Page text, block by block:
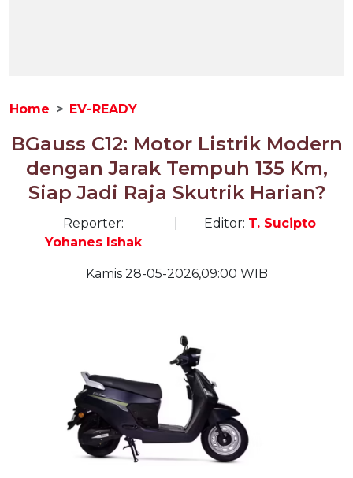
Home EV-READY
BGauss C12: Motor Listrik Modern
dengan Jarak Tempuh 135 Km,
Siap Jadi Raja Skutrik Harian?
Reporter:
Yohanes Ishak
Editor: T. Sucipto
Kamis 28-05-2026,09:00 WIB